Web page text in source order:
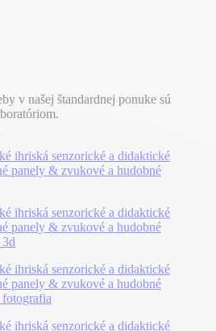
v našej štandardnej ponuke sú